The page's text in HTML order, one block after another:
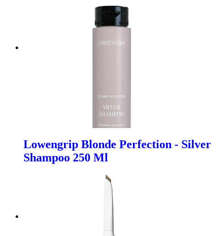
Lowengrip Blonde Perfection - Silver
Shampoo 250 Ml